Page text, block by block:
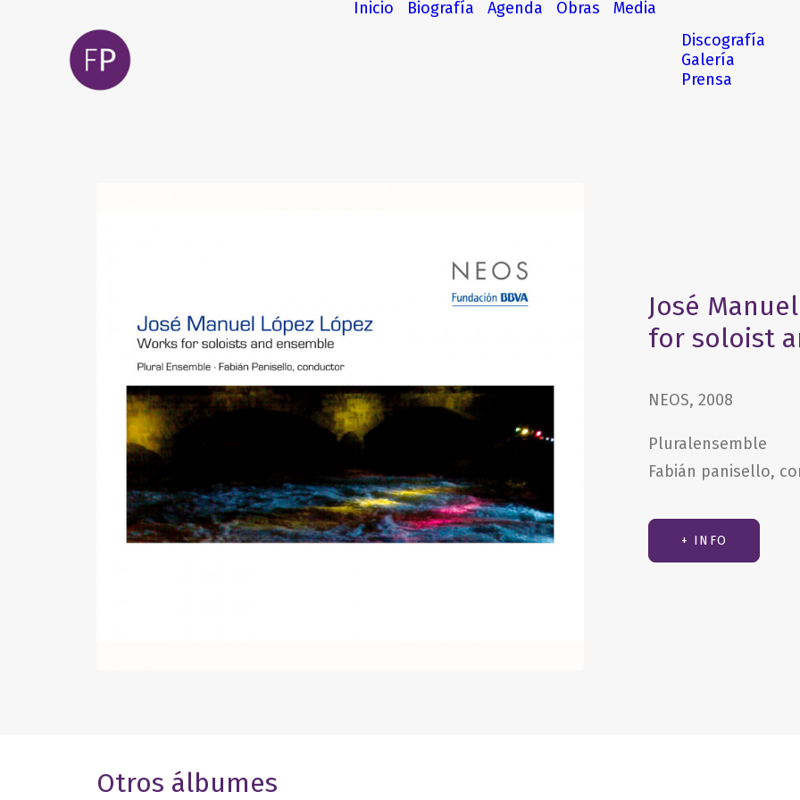
Inicio Biografía Agenda Obras
Media
Discografía
Galería
Prensa
José
for soloist
NEOS, 2008
Pluralensemble
Fabián panisello,
+ INFO
Otros álbumes